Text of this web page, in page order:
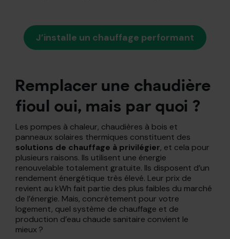
J’installe un chauffage performant
Remplacer une chaudière
fioul oui, mais par quoi ?
Les pompes à chaleur, chaudières à bois et
panneaux solaires thermiques constituent des
solutions de chauffage à privilégier, et cela pour
plusieurs raisons. Ils utilisent une énergie
renouvelable totalement gratuite. Ils disposent d’un
rendement énergétique très élevé. Leur prix de
revient au kWh fait partie des plus faibles du marché
de l’énergie. Mais, concrètement pour votre
logement, quel système de chauffage et de
production d’eau chaude sanitaire convient le
mieux ?